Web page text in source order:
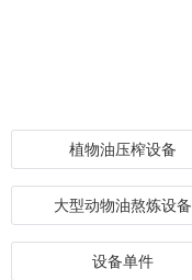
植物油压榨设备
大型动物油熬炼设备
设备单件